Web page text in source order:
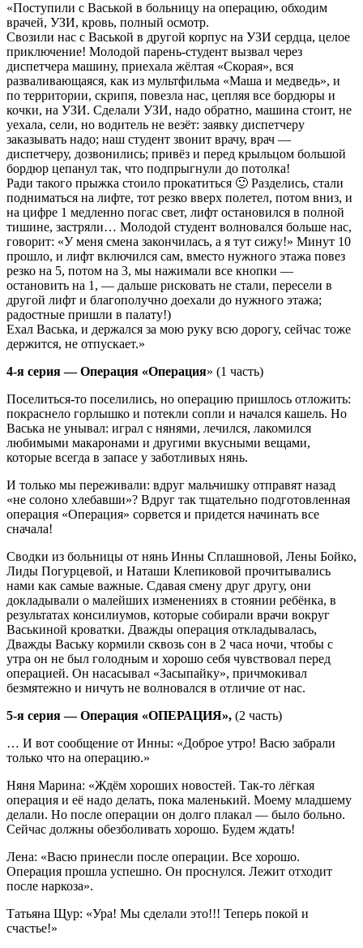
«Поступили с Васькой в больницу на операцию, обходим
врачей, УЗИ, кровь, полный осмотр.
Свозили нас с Васькой в другой корпус на УЗИ сердца, целое
приключение! Молодой парень-студент вызвал через
диспетчера машину, приехала жёлтая «Скорая», вся
разваливающаяся, как из мультфильма «Маша и медведь», и
по территории, скрипя, повезла нас, цепляя все бордюры и
кочки, на УЗИ. Сделали УЗИ, надо обратно, машина стоит, не
уехала, сели, но водитель не везёт: заявку диспетчеру
заказывать надо; наш студент звонит врачу, врач —
диспетчеру, дозвонились; привёз и перед крыльцом большой
бордюр цепанул так, что подпрыгнули до потолка!
Ради такого прыжка стоило прокатиться 🙂 Разделись, стали
подниматься на лифте, тот резко вверх полетел, потом вниз, и
на цифре 1 медленно погас свет, лифт остановился в полной
тишине, застряли… Молодой студент волновался больше нас,
говорит: «У меня смена закончилась, а я тут сижу!» Минут 10
прошло, и лифт включился сам, вместо нужного этажа повез
резко на 5, потом на 3, мы нажимали все кнопки —
остановить на 1, — дальше рисковать не стали, пересели в
другой лифт и благополучно доехали до нужного этажа;
радостные пришли в палату!)
Ехал Васька, и держался за мою руку всю дорогу, сейчас тоже
держится, не отпускает.»
4-я серия — Операция «Операция» (1 часть)
Поселиться-то поселились, но операцию пришлось отложить:
покраснело горлышко и потекли сопли и начался кашель. Но
Васька не унывал: играл с нянями, лечился, лакомился
любимыми макаронами и другими вкусными вещами,
которые всегда в запасе у заботливых нянь.
И только мы переживали: вдруг мальчишку отправят назад
«не солоно хлебавши»? Вдруг так тщательно подготовленная
операция «Операция» сорвется и придется начинать все
сначала!
Сводки из больницы от нянь Инны Сплашновой, Лены Бойко,
Лиды Погурцевой, и Наташи Клепиковой прочитывались
нами как самые важные. Сдавая смену друг другу, они
докладывали о малейших изменениях в стоянии ребёнка, в
результатах консилиумов, которые собирали врачи вокруг
Васькиной кроватки. Дважды операция откладывалась,
Дважды Ваську кормили сквозь сон в 2 часа ночи, чтобы с
утра он не был голодным и хорошо себя чувствовал перед
операцией. Он насасывал «Засыпайку», причмокивал
безмятежно и ничуть не волновался в отличие от нас.
5-я серия — Операция «ОПЕРАЦИЯ», (2 часть)
… И вот сообщение от Инны: «Доброе утро! Васю забрали
только что на операцию.»
Няня Марина: «Ждём хороших новостей. Так-то лёгкая
операция и её надо делать, пока маленький. Моему младшему
делали. Но после операции он долго плакал — было больно.
Сейчас должны обезболивать хорошо. Будем ждать!
Лена: «Васю принесли после операции. Все хорошо.
Операция прошла успешно. Он проснулся. Лежит отходит
после наркоза».
Татьяна Щур: «Ура! Мы сделали это!!! Теперь покой и
счастье!»